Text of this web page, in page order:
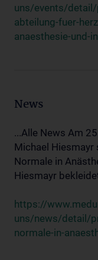
uns/events/
abteilung-fuer-
anaesthesie-und-
News
...Alle News Am
Michael Hiesmayr
Normale in
Hiesmayr
https://
uns/news/detail/
normale-in-